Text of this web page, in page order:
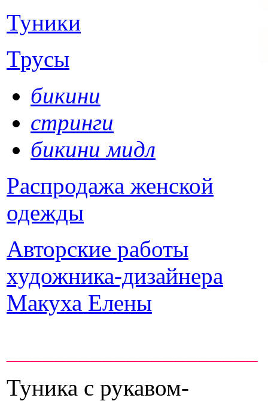
Туники
Трусы
бикини
стринги
бикини мидл
Распродажа женской
одежды
Авторские работы
художника-дизайнера
Макуха Елены
Туника с рукавом-